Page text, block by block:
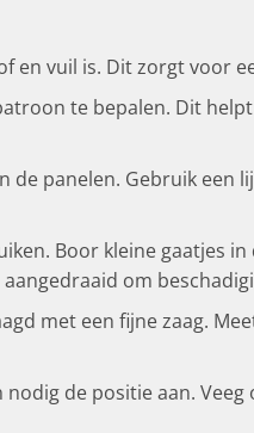
vuil is. Dit zorgt voor
te bepalen. Dit
de panelen. Gebruik
Boor kleine gaatjes
om
met een fijne zaag.
de positie aan.